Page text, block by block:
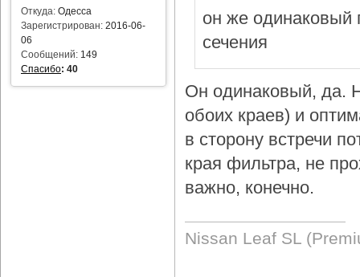
Откуда: Одесса
Зарегистрирован: 2016-06-
06
Сообщений: 149
Спасибо: 40
он же одинаковый
сечения
Он одинаковый, да.
обоих краев) и
в сторону встречи
края фильтра, не
важно, конечно.
Nissan Leaf SL